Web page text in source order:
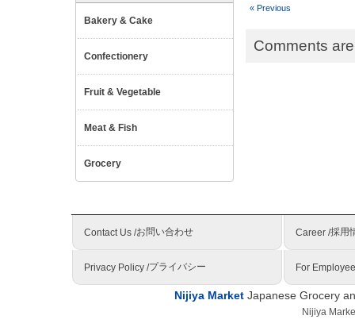
Bakery & Cake
Confectionery
Fruit & Vegetable
Meat & Fish
Grocery
« Previous
Comments
Contact Us /お問い合わせ Career /採用
Privacy Policy /プライバシー For
Nijiya MarketJapanese Grocery
Nijiya